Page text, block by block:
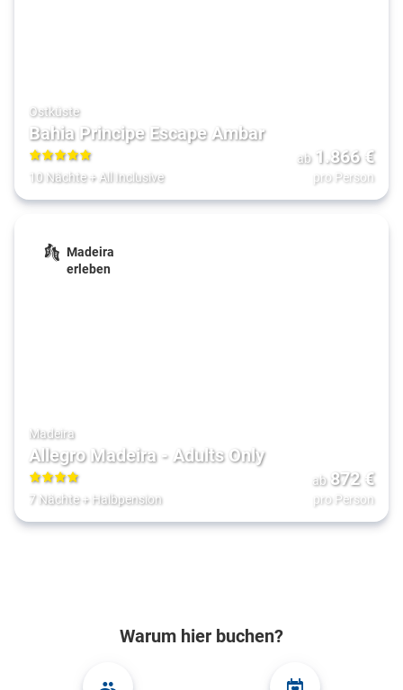
Ostküste
Bahia Principe Escape Ambar
5
10 Nächte+ All Inclusive
ab 1.866€
pro Person
Madeira
erleben
Madeira
Allegro Madeira - Adults Only
4
7 Nächte+ Halbpension
ab 872€
pro Person
Warum hier buchen?